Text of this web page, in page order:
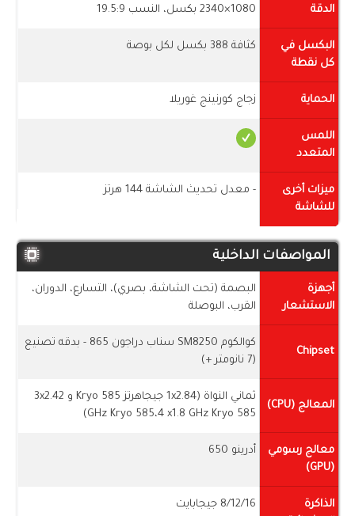
الدقة 1080×2340 بكسل، النسب 19.5:9
البكسل في
كل نقطة
كثافة 388 بكسل لكل بوصة
الحماية زجاج كورنينج غوريلا
اللمس
المتعدد
ميزات أخرى
للشاشة
- معدل تحديث الشاشة 144 هرتز
المواصفات الداخلية
أجهزة
الاستشعار
البصمة (تحت الشاشة، بصري)، التسارع، الدوران،
القرب، البوصلة
Chipset
كوالكوم SM8250 سناب دراجون 865 - بدقه تصنيع
(7 نانومتر +)
المعالج (CPU)
ثماني النواة (1x2.84 جيجاهرتز Kryo 585 و 3x2.42
GHz Kryo 585،4 x1.8 GHz Kryo 585)
معالج رسومي
(GPU)
أدرينو 650
الذاكرة
8/12/16 جيجابايت